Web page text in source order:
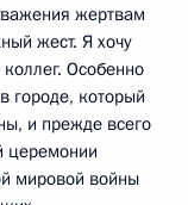
жертвам
жест. Я хочу
Особенно
городе, который
и прежде всего
церемонии
мировой войны